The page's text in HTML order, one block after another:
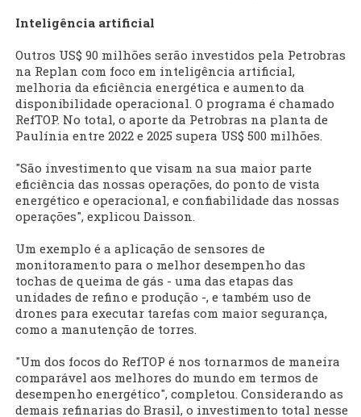
Inteligência artificial
Outros US$ 90 milhões serão investidos pela Petrobras
na Replan com foco em inteligência artificial,
melhoria da eficiência energética e aumento da
disponibilidade operacional. O programa é chamado
RefTOP. No total, o aporte da Petrobras na planta de
Paulínia entre 2022 e 2025 supera US$ 500 milhões.
"São investimento que visam na sua maior parte
eficiência das nossas operações, do ponto de vista
energético e operacional, e confiabilidade das nossas
operações", explicou Daisson.
Um exemplo é a aplicação de sensores de
monitoramento para o melhor desempenho das
tochas de queima de gás - uma das etapas das
unidades de refino e produção -, e também uso de
drones para executar tarefas com maior segurança,
como a manutenção de torres.
"Um dos focos do RefTOP é nos tornarmos de maneira
comparável aos melhores do mundo em termos de
desempenho energético", completou. Considerando as
demais refinarias do Brasil, o investimento total nesse